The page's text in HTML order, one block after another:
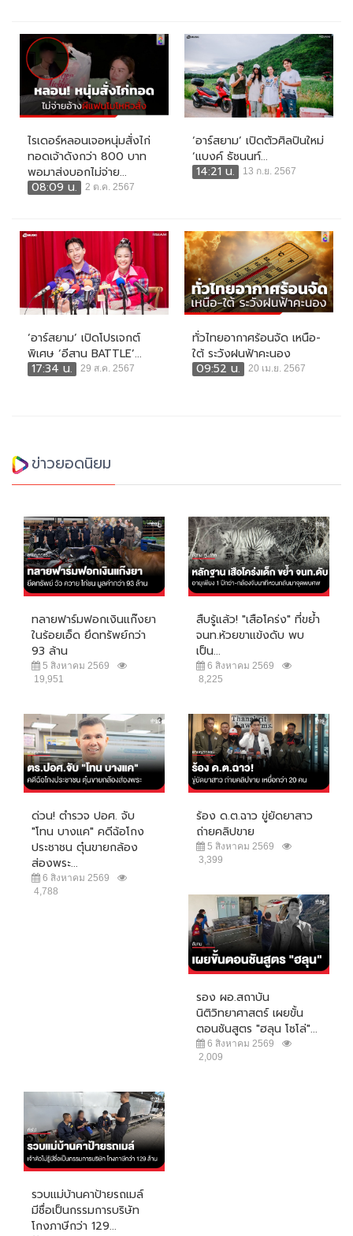
ไรเดอร์หลอนเจอหนุ่มสั่งไก่
ทอดเจ้าดังกว่า 800 บาท
พอมาส่งบอกไม่จ่าย...
08:09 น.
2 ต.ค. 2567
‘อาร์สยาม’ เปิดตัวศิลปินใหม่
‘แบงค์ ธัชนนท์...
14:21 น.
13 ก.ย. 2567
‘อาร์สยาม’ เปิดโปรเจกต์
พิเศษ ‘อีสาน BATTLE’...
17:34 น.
29 ส.ค. 2567
ทั่วไทยอากาศร้อนจัด เหนือ-
ใต้ ระวังฝนฟ้าคะนอง
09:52 น.
20 เม.ย. 2567
ข่าวยอดนิยม
ทลายฟาร์มฟอกเงินแก๊งยา
ในร้อยเอ็ด ยึดทรัพย์กว่า
93 ล้าน
5 สิงหาคม 2569
19,951
สืบรู้แล้ว! "เสือโคร่ง" ที่ขย้ำ
จนท.ห้วยขาแข้งดับ พบ
เป็น...
6 สิงหาคม 2569
8,225
ด่วน! ตำรวจ ปอศ. จับ
"โทน บางแค" คดีฉ้อโกง
ประชาชน ตุ๋นขายกล้อง
ส่องพระ...
6 สิงหาคม 2569
4,788
ร้อง ด.ต.ฉาว ขู่ยัดยาสาว
ถ่ายคลิปขาย
5 สิงหาคม 2569
3,399
รอง ผอ.สถาบัน
นิติวิทยาศาสตร์ เผยขั้น
ตอนชันสูตร "ฮลุน โซโล่"...
6 สิงหาคม 2569
2,009
รวบแม่บ้านคาป้ายรถเมล์
มีชื่อเป็นกรรมการบริษัท
โกงภาษีกว่า 129...